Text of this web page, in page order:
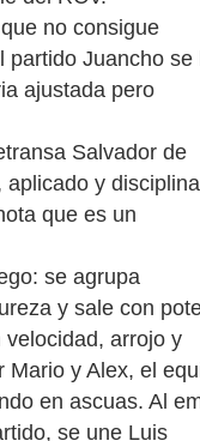
no consigue
partido Juancho se
ajustada pero
Salvador de
y
que es un
se agrupa
y sale con
arrojo y
Mario y Alex, el
en ascuas. Al
se une Luis